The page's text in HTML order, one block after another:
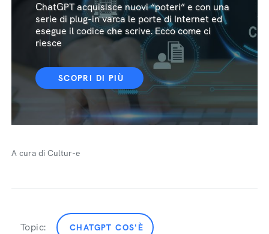
ChatGPT acquisisce nuovi “poteri” e con una
serie di plug-in varca le porte di Internet ed
esegue il codice che scrive. Ecco come ci
riesce
SCOPRI DI PIÙ
A cura di Cultur-e
Topic: CHATGPT COS'È